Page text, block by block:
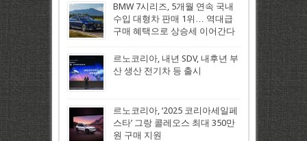
BMW 7시리즈, 5개월 연속 국내
수입 대형차 판매 1위… 역대급
구매 혜택으로 상승세 이어간다
르노코리아, 내년 SDV, 내후년 부
산 생산 전기차 등 출시
르노코리아, ‘2025 코리아세일페
스타’ 그랑 콜레오스 최대 350만
원 구매 지원